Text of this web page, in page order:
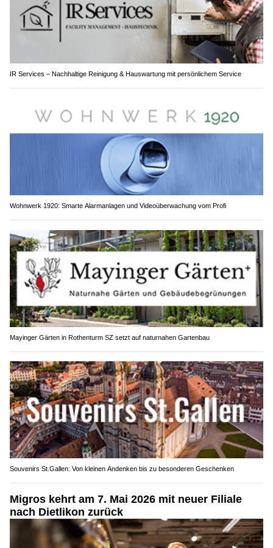
IR Services – Nachhaltige Reinigung & Hauswartung mit persönlichem Service
Wohnwerk 1920: Smarte Alarmanlagen und Videoüberwachung vom Profi
Mayinger Gärten in Rothenturm SZ setzt auf naturnahen Gartenbau
Souvenirs St.Gallen: Von kleinen Andenken bis zu besonderen Geschenken
Migros kehrt am 7. Mai 2026 mit neuer Filiale
nach Dietlikon zurück